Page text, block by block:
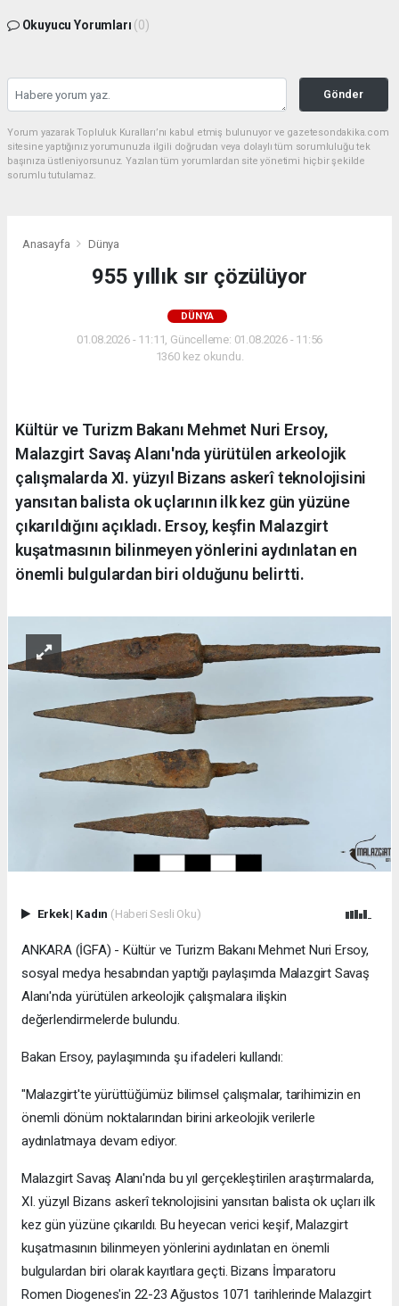
Okuyucu Yorumları (0)
Gönder
Yorum yazarak Topluluk Kuralları’nı kabul etmiş bulunuyor ve gazetesondakika.com
sitesine yaptığınız yorumunuzla ilgili doğrudan veya dolaylı tüm sorumluluğu tek
başınıza üstleniyorsunuz. Yazılan tüm yorumlardan site yönetimi hiçbir şekilde
sorumlu tutulamaz.
Anasayfa Dünya
955 yıllık sır çözülüyor
DÜNYA
01.08.2026 - 11:11, Güncelleme: 01.08.2026 - 11:56
1360 kez okundu.
Kültür ve Turizm Bakanı Mehmet Nuri Ersoy,
Malazgirt Savaş Alanı'nda yürütülen arkeolojik
çalışmalarda XI. yüzyıl Bizans askerî teknolojisini
yansıtan balista ok uçlarının ilk kez gün yüzüne
çıkarıldığını açıkladı. Ersoy, keşfin Malazgirt
kuşatmasının bilinmeyen yönlerini aydınlatan en
önemli bulgulardan biri olduğunu belirtti.
Erkek| Kadın (Haberi Sesli Oku)
ANKARA (İGFA) - Kültür ve Turizm Bakanı Mehmet Nuri Ersoy,
sosyal medya hesabından yaptığı paylaşımda Malazgirt Savaş
Alanı'nda yürütülen arkeolojik çalışmalara ilişkin
değerlendirmelerde bulundu.
Bakan Ersoy, paylaşımında şu ifadeleri kullandı:
"Malazgirt'te yürüttüğümüz bilimsel çalışmalar, tarihimizin en
önemli dönüm noktalarından birini arkeolojik verilerle
aydınlatmaya devam ediyor.
Malazgirt Savaş Alanı'nda bu yıl gerçekleştirilen araştırmalarda,
XI. yüzyıl Bizans askerî teknolojisini yansıtan balista ok uçları ilk
kez gün yüzüne çıkarıldı. Bu heyecan verici keşif, Malazgirt
kuşatmasının bilinmeyen yönlerini aydınlatan en önemli
bulgulardan biri olarak kayıtlara geçti. Bizans İmparatoru
Romen Diogenes'in 22-23 Ağustos 1071 tarihlerinde Malazgirt